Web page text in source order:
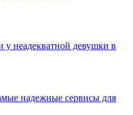
неадекватной девушки в
надежные сервисы для